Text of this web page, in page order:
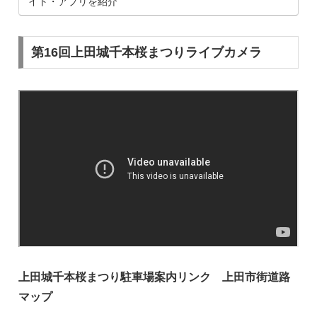
第16回上田城千本桜まつりライブカメラ
上田城千本桜まつり駐車場案内リンク 上田市街道路
マップ